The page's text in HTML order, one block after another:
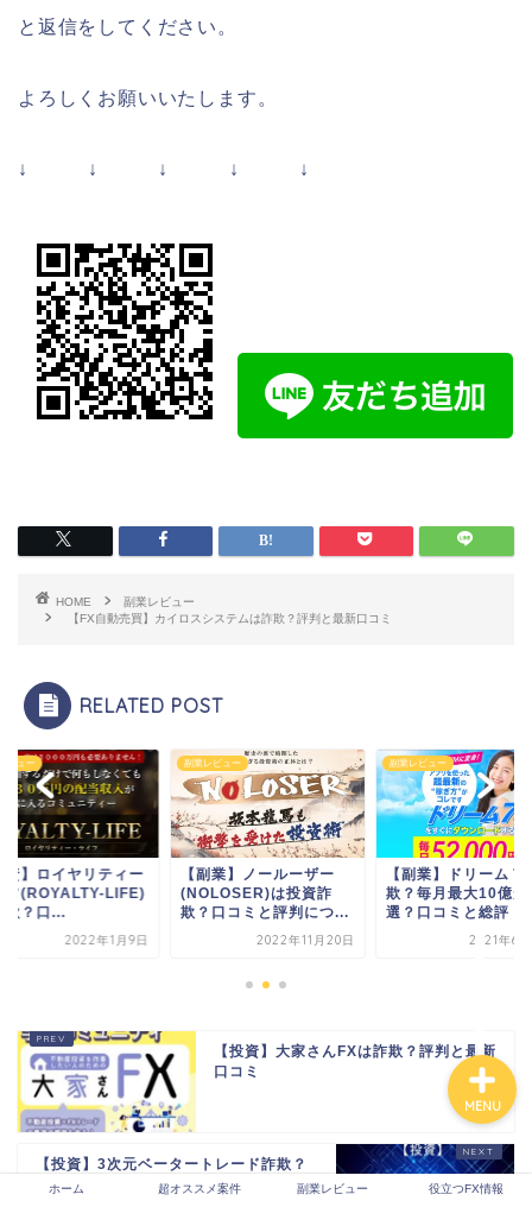
と返信をしてください。
よろしくお願いいたします。
↓ ↓ ↓ ↓ ↓
HOME
副業レビュー
【FX自動売買】カイロスシステムは詐欺？評判と最新口コミ
RELATED POST
副業レビュー
【副業】ノールーザー
(NOLOSER)は投資詐
欺？口コミと評判につ...
2022年11月20日
副業レビュー
【副業】ドリーム７は詐
欺？毎月最大10億が当
選？口コミと総評
2021年6月29日
副業レビュー
【投資】ロイヤ
ライフ
は詐欺？口...
【投資】大家さんFXは詐欺？評判と最新
口コミ
【投資】3次元ベータートレード詐欺？
評判と最新口コミ
ホーム 超オススメ案件 副業レビュー 役立つFX情報
MENU
ホーム
超オススメ案件
副業レビュー